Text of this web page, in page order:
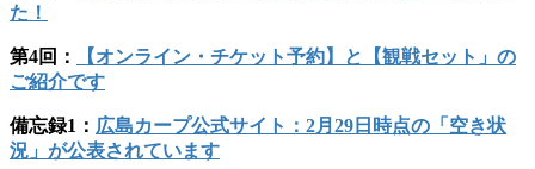
た！
第4回：
【オンライン・チケット予約】と【観戦セット」の
ご紹介です
備忘録1： 広島カープ公式サイト：2月29日時点の「空き状
況」が公表されています